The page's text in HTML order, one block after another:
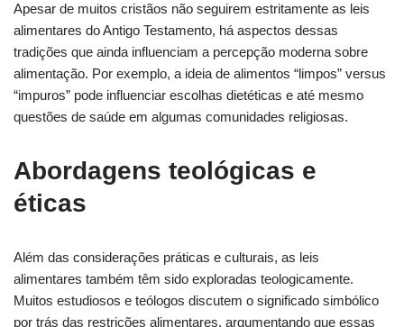
Apesar de muitos cristãos não seguirem estritamente as leis
alimentares do Antigo Testamento, há aspectos dessas
tradições que ainda influenciam a percepção moderna sobre
alimentação. Por exemplo, a ideia de alimentos “limpos” versus
“impuros” pode influenciar escolhas dietéticas e até mesmo
questões de saúde em algumas comunidades religiosas.
Abordagens teológicas e
éticas
Além das considerações práticas e culturais, as leis
alimentares também têm sido exploradas teologicamente.
Muitos estudiosos e teólogos discutem o significado simbólico
por trás das restrições alimentares, argumentando que essas